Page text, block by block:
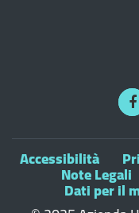
Accessibilità
Note Legali
Dati per il